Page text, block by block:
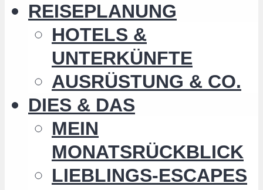
REISEPLANUNG
HOTELS &
UNTERKÜNFTE
AUSRÜSTUNG & CO.
DIES & DAS
MEIN
MONATSRÜCKBLICK
LIEBLINGS-ESCAPES